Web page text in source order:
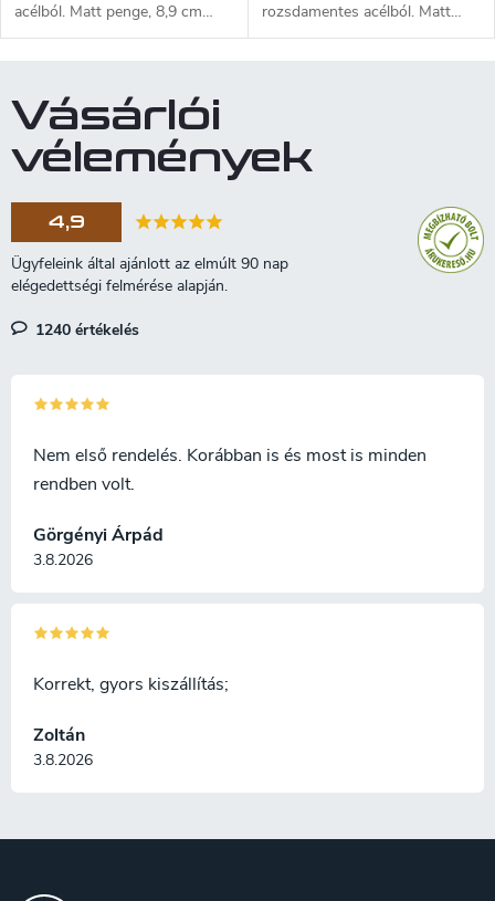
acélból. Matt penge, 8,9 cm
hosszú. G10 markolat.
rozsdamentes acélból. Matt
penge, 15,2 cm hosszú. GFN
Vásárlói
vélemények
4,9
1240 értékelés
Görgényi Árpád
3.8.2026
Nem első rendelés. Korábban is és most is minden
rendben volt.
Zoltán
3.8.2026
Korrekt, gyors kiszállítás;